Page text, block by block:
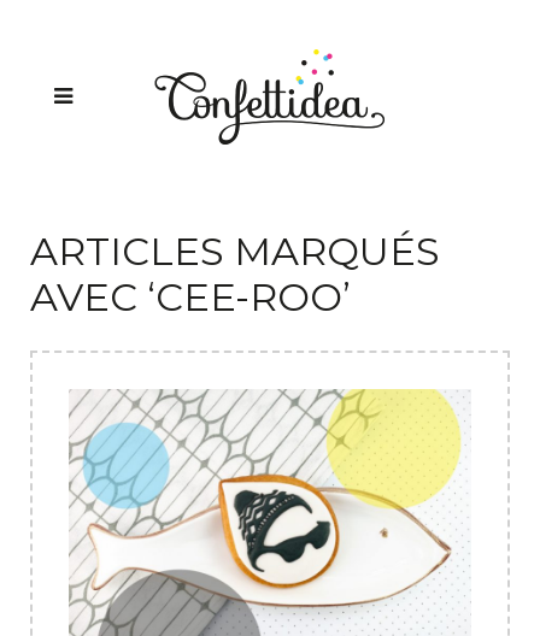
ARTICLES MARQUÉS
AVEC ‘CEE-ROO’